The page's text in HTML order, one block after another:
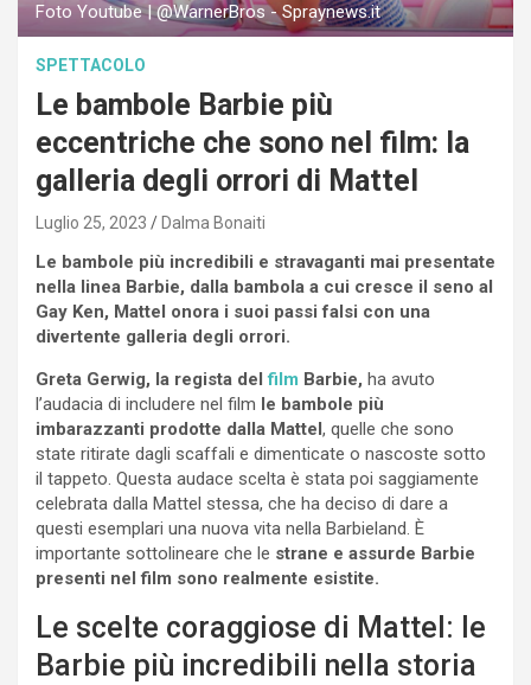
Foto Youtube | @WarnerBros - Spraynews.it
SPETTACOLO
Le bambole Barbie più
eccentriche che sono nel film: la
galleria degli orrori di Mattel
Luglio 25, 2023 Dalma Bonaiti
Le bambole più incredibili e stravaganti mai presentate
nella linea Barbie, dalla bambola a cui cresce il seno al
Gay Ken, Mattel onora i suoi passi falsi con una
divertente galleria degli orrori.
Greta Gerwig, la regista delfilm Barbie, ha avuto
l’audacia di includere nel film le bambole più
imbarazzanti prodotte dalla Mattel , quelle che sono
state ritirate dagli scaffali e dimenticate o nascoste sotto
il tappeto. Questa audace scelta è stata poi saggiamente
celebrata dalla Mattel stessa, che ha deciso di dare a
questi esemplari una nuova vita nella Barbieland. È
importante sottolineare che le strane e assurde Barbie
presenti nel film sono realmente esistite.
Le scelte coraggiose di Mattel: le
Barbie più incredibili nella storia